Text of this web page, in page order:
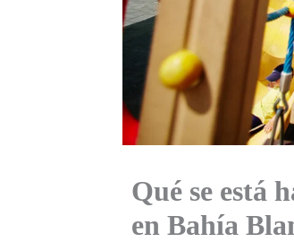
Qué se está
en Bahía